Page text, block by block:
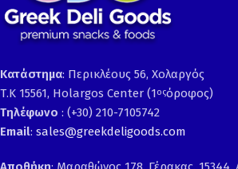
Κατάστημα: Περικλέους 56, Χολαργός
Τ.Κ 15561, Holargos Center (1οςόροφος)
Τηλέφωνο : (+30) 210-7105742
Email: sales@greekdeligoods.com